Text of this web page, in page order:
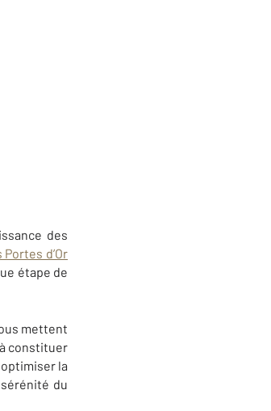
des
Portes d’Or
étape de
mettent
constituer
la
du